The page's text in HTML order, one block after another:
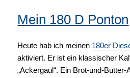
Mein 180 D Ponton
Heute hab ich meinen 180er
aktiviert. Er ist ein klassischer
„Ackergaul“. Ein Brot-und-